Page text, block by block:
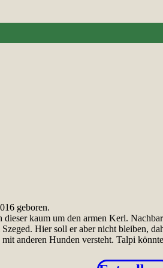
geboren.
kaum um den armen Kerl.
Hier soll er aber nicht bleiben,
anderen Hunden versteht. Talpi